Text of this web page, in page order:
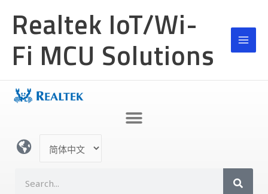
Realtek IoT/Wi-
Fi MCU Solutions
言